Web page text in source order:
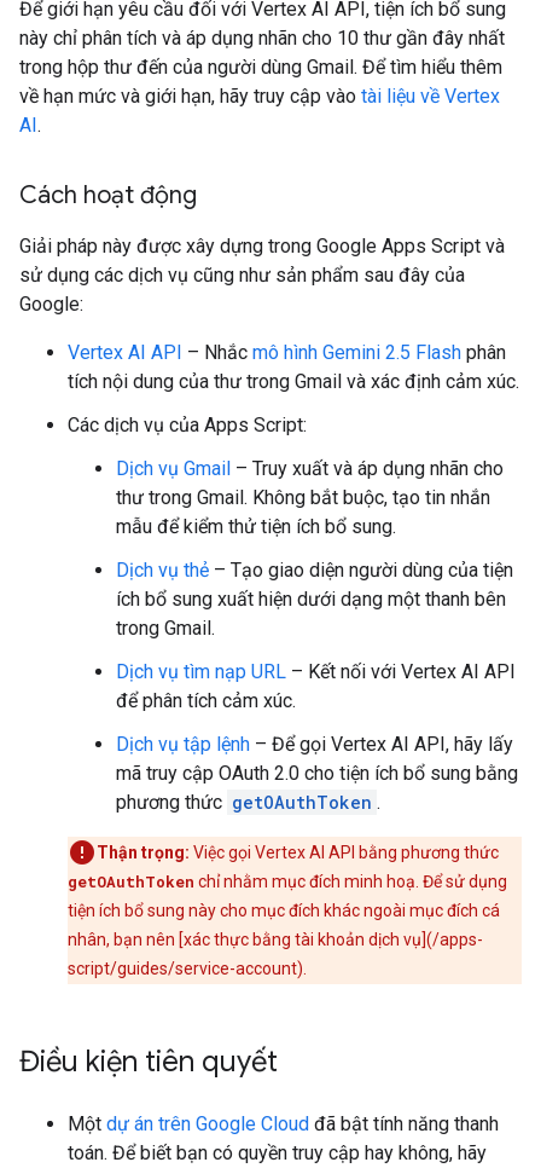
Để giới hạn yêu cầu đối với Vertex AI API, tiện ích bổ sung
này chỉ phân tích và áp dụng nhãn cho 10 thư gần đây nhất
trong hộp thư đến của người dùng Gmail. Để tìm hiểu thêm
về hạn mức và giới hạn, hãy truy cập vào tài liệu về Vertex
AI.
Cách hoạt động
Giải pháp này được xây dựng trong Google Apps Script và
sử dụng các dịch vụ cũng như sản phẩm sau đây của
Google:
Vertex AI API – Nhắc mô hình Gemini 2.5 Flash phân
tích nội dung của thư trong Gmail và xác định cảm xúc.
Các dịch vụ của Apps Script:
Dịch vụ Gmail – Truy xuất và áp dụng nhãn cho
thư trong Gmail. Không bắt buộc, tạo tin nhắn
mẫu để kiểm thử tiện ích bổ sung.
Dịch vụ thẻ – Tạo giao diện người dùng của tiện
ích bổ sung xuất hiện dưới dạng một thanh bên
trong Gmail.
Dịch vụ tìm nạp URL – Kết nối với Vertex AI API
để phân tích cảm xúc.
Dịch vụ tập lệnh – Để gọi Vertex AI API, hãy lấy
mã truy cập OAuth 2.0 cho tiện ích bổ sung bằng
phương thức getOAuthToken .
Thận trọng: Việc gọi Vertex AI API bằng phương thức
getOAuthToken chỉ nhằm mục đích minh hoạ. Để sử dụng
tiện ích bổ sung này cho mục đích khác ngoài mục đích cá
nhân, bạn nên [xác thực bằng tài khoản dịch vụ](/apps-
script/guides/service-account).
Điều kiện tiên quyết
Một dự án trên Google Cloud đã bật tính năng thanh
toán. Để biết bạn có quyền truy cập hay không, hãy